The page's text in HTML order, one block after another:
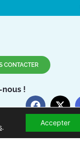
CONTACTER
nous !
.
Accepter